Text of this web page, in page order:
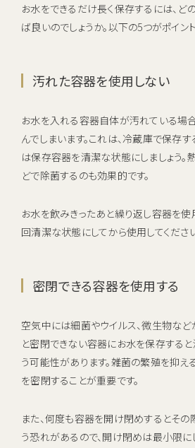
お水をできるだけ長く保存するには、ど
ば良いのでしょうか。以下の5つがポイント
汚れた容器を使用しない
お水を入れる容器自体が汚れている場
んでしまいます。これは、冷蔵庫で保存
は保存容器を清潔な状態にしましょう。
どで除菌するのも効果的です。
お水を飲みきったあと繰り返し容器を
回清潔な状態にしてから使用してくださ
密閉できる容器を使用する
空気中には細菌やウイルス、微生物など
と密閉できない容器にお水を保存する
う可能性があります。雑菌の繁殖を抑え
を密閉することが重要です。
また、何度も容器を開け閉めするとそ
う恐れがあるので、開け閉めは最小限に